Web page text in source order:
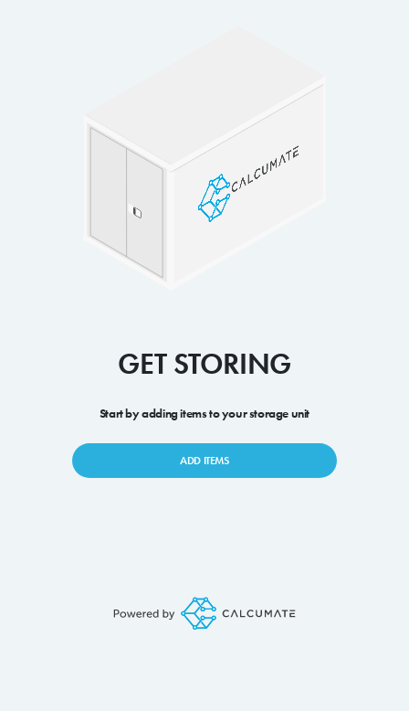
GET STORING
Start by adding items to your storage unit
ADD ITEMS